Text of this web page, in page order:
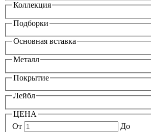
Коллекция
Подборки
Основная вставка
Металл
Покрытие
Лейбл
ЦЕНА
От
До